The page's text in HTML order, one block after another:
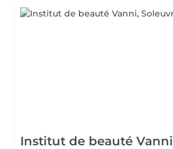
Institut de beauté Vanni